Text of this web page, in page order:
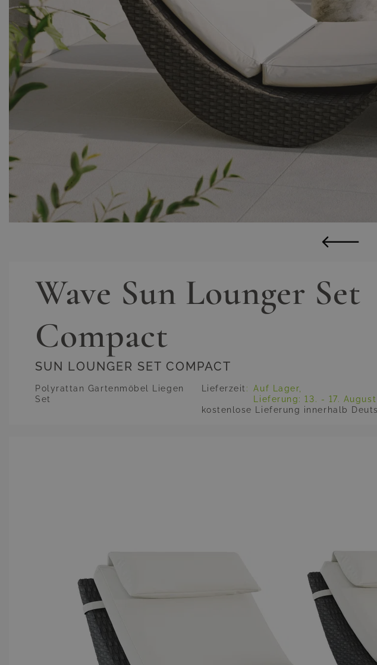
Wave Sun Lounger Set
Compact
SUN LOUNGER SET COMPACT
Polyrattan Gartenmöbel Liegen
Set
Lieferzeit :
Auf Lager,
Lieferung: 13. - 17.
kostenlose Lieferung innerhalb